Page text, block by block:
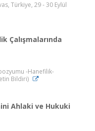
Türkiye, 29 - 30 Eylül
Çalışmalarında
-Hanefilik-
Bildiri)
Ahlaki ve Hukuki